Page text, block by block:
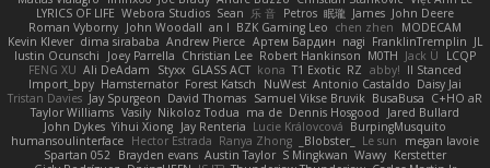
LYRICS OF LIFE Webora Studios Sean 乐 音 Petros 眠瓏 James John Deere
Roman Vyborny John Woodall an l BZK Gaming Leo chen zhen
MODECAM
Kevin Klever dima sirababa Andrew Pierce Артем Бардин nagi FranklinTremplin JL
Iustin Ocunschi
Joey Parrella Christian Lee Robert Hankinson M0TH Jack Ü
LCQP
FENG XU Ali DeAdam Styxx GLASS ACT kona T1 Exotic RZ abby! ll Stanced
Import_bpy Hamsternator Forest Katsch NuWest Antonio Castaldo Daisy Jai
Tristan Davies Jay Spurgeon David Thomas Samuel Vikse Bruvik BusaBusa C+HO aR
Taylor Williams Vasily Nikoloz Todua ma de Dennis Hosgood
Jared Bullard
John Dykes Yihui Xiong Jay Renteria Lucie Královcová BurpingMusquito
humansoulinterface Hector Estrada Ranya Zhong _Blobster_ Le sun
megan lavoie
Spartan 052 Brayden evans Austin Taylor S Mingkwan Wawy Kerstetter